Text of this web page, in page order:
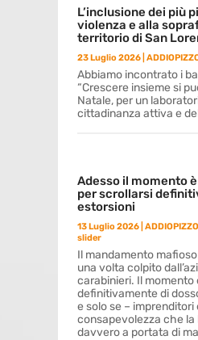
L’inclusione dei più
violenza e alla
territorio di San
23 Luglio 2026
Abbiamo incontrato i
“Crescere insieme si
Natale, per un
cittadinanza attiva e
Adesso il momento
per scrollarsi
estorsioni
13 Luglio 2026 ADDIOPIZZO
slider
Il mandamento
una volta colpito
carabinieri. Il
definitivamente di
e solo se –
consapevolezza che la
davvero a portata di